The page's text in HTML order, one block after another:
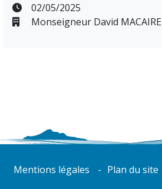
02/05/2025
Monseigneur David MACAIRE
Mentions légales Plan du site